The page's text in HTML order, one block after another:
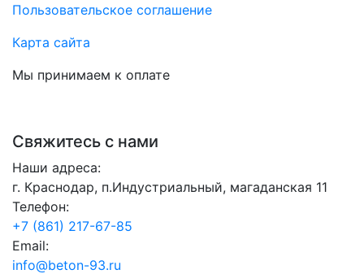
Пользовательское соглашение
Карта сайта
Мы принимаем к оплате
Свяжитесь с нами
Наши адреса:
г. Краснодар, п.Индустриальный, магаданская 11
Телефон:
+7 (861) 217-67-85
Email:
info@beton-93.ru